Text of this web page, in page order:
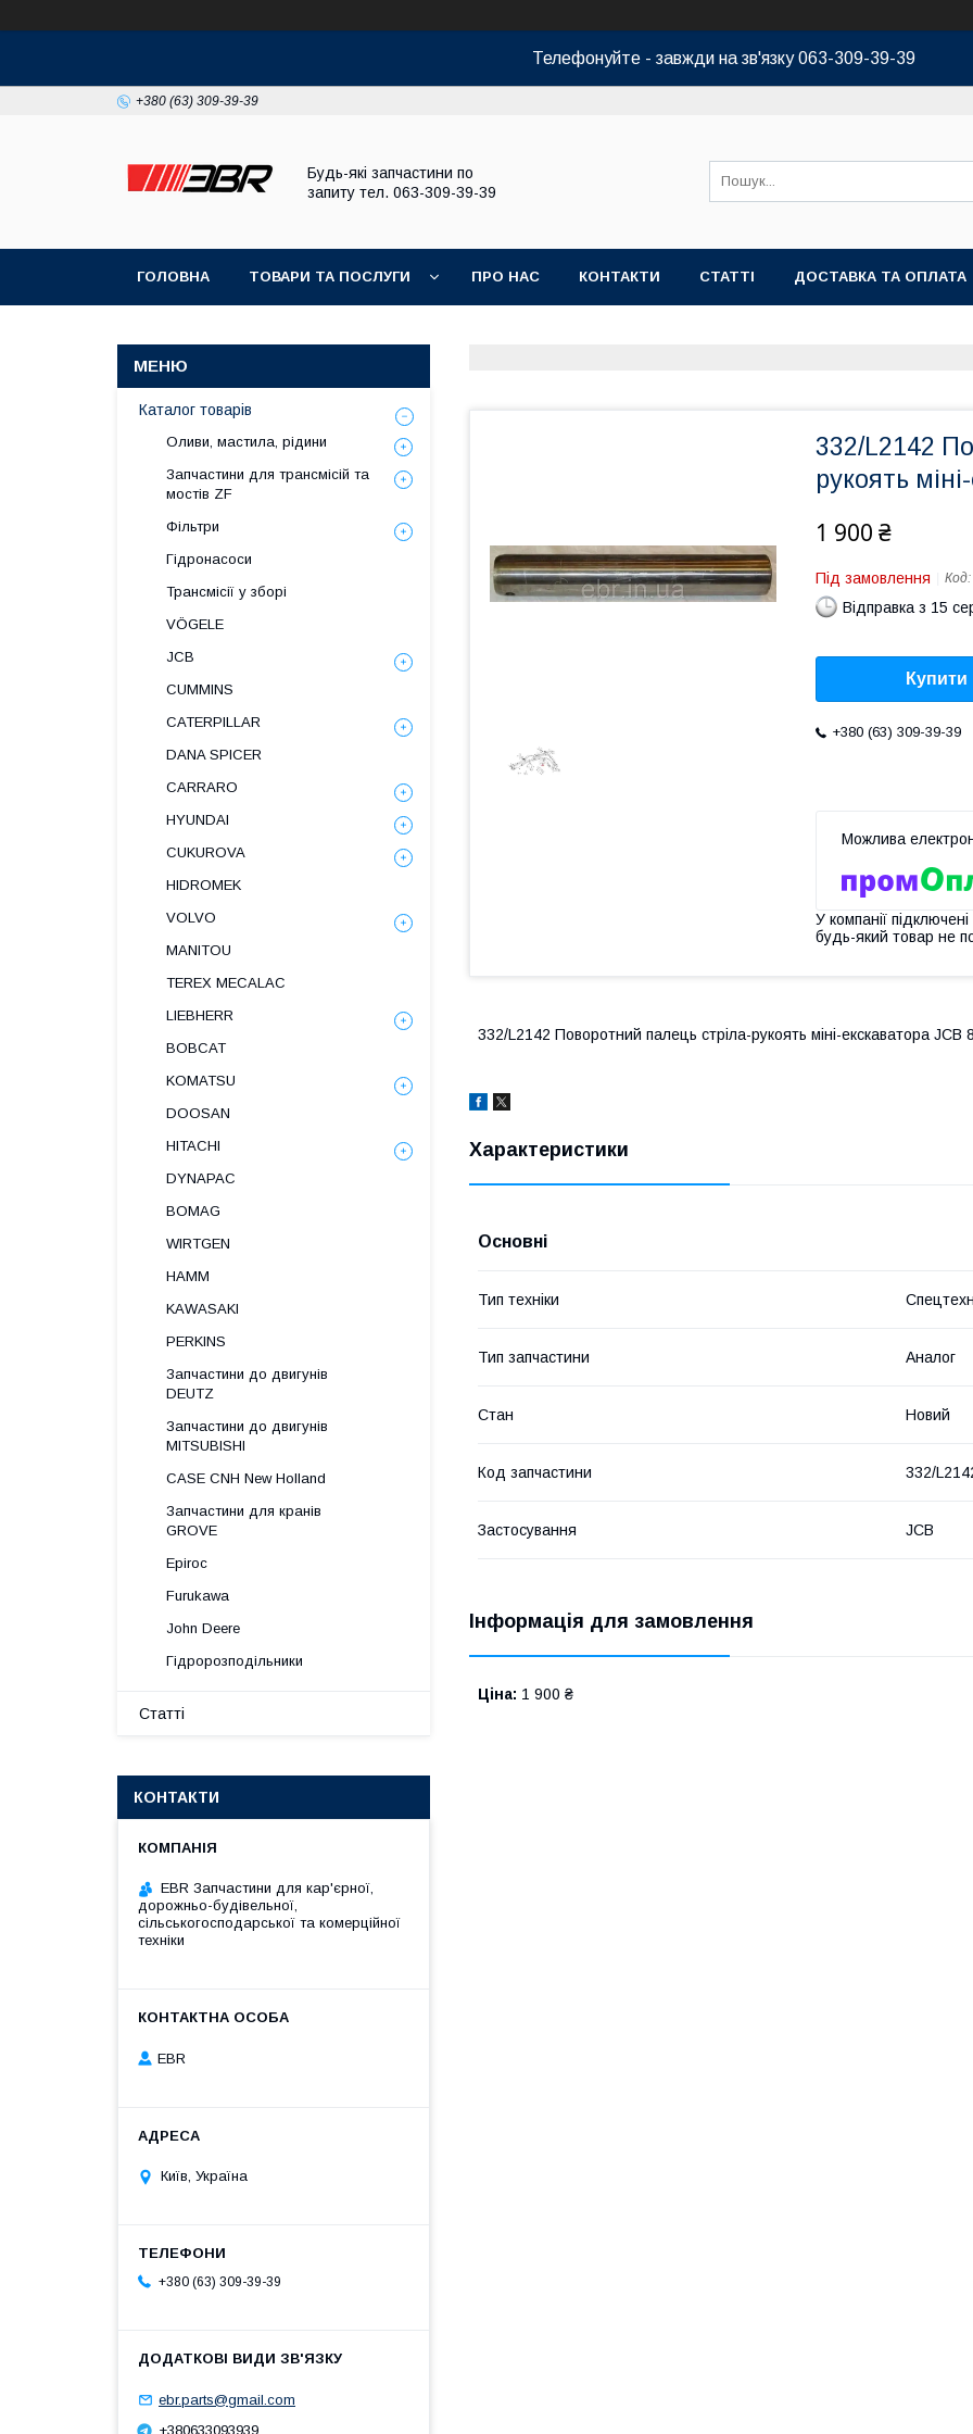
Телефонуйте - завжди на зв'язку 063-309-39-39
+380 (63) 309-39-39
Будь-які запчастини по
запиту тел. 063-309-39-39
ГОЛОВНА ТОВАРИ ТА ПОСЛУГИ ПРО НАС КОНТАКТИ СТАТТІ ДОСТАВКА ТА ОПЛАТА
332/L2142
рукоять
1 900 ₴
Під замовлення Код:
Відправка з 15
Купити
+380 (63) 309-39-39
У компанії
будь-який товар не
332/L2142 Поворотний палець стріла-рукоять міні-екскаватора JCB
Характеристики
Основні
Тип техніки
Тип запчастини Аналог
Стан Новий
Код запчастини 332/
Застосування JCB
Інформація для замовлення
Ціна: 1 900 ₴
Каталог товарів
Оливи, мастила, рідини
Запчастини для трансмісій та
мостів ZF
Фільтри
Гідронасоси
Трансмісії у зборі
VÖGELE
JCB
CUMMINS
CATERPILLAR
DANA SPICER
СARRARO
HYUNDAI
CUKUROVA
HIDROMEK
VOLVO
MANITOU
TEREX MECALAC
LIEBHERR
BOBCAT
KOMATSU
DOOSAN
HITACHI
DYNAPAC
BOMAG
WIRTGEN
HAMM
KAWASAKI
PERKINS
Запчастини до двигунів
DEUTZ
Запчастини до двигунів
MITSUBISHI
CASE CNH New Holland
Запчастини для кранів
GROVE
Epiroc
Furukawa
John Deere
Гідророзподільники
Статті
КОНТАКТИ
EBR Запчастини для кар'єрної,
дорожньо-будівельної,
сільськогосподарської та комерційної
техніки
EBR
Київ, Україна
+380 (63) 309-39-39
ebr.parts@gmail.com
+380633093939